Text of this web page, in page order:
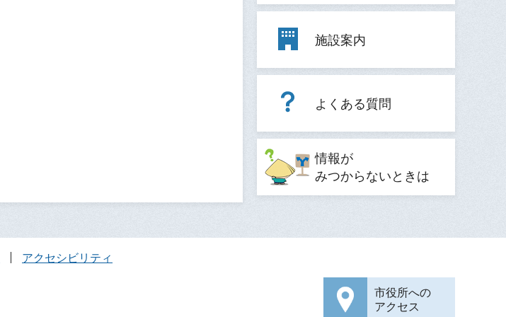
施設案内
よくある質問
情報が
みつからないときは
アクセシビリティ
市役所への
アクセス